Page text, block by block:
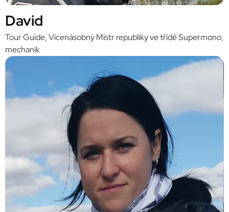
David
Tour Guide, Vícenásobný Mistr republiky ve třídě Supermono,
mechanik